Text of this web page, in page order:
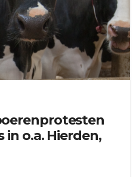
in o.a. Hierden,